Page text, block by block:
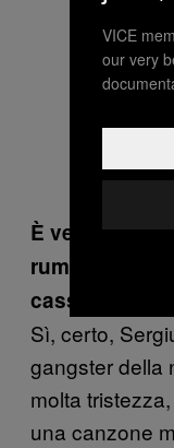
È vero che
rumena, e
cassette?
Sì, certo,
gangster della
molta
una canzone
VICE
our very